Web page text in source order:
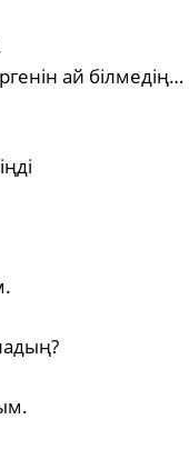
ай білмедің…